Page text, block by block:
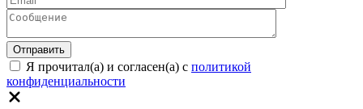
Я прочитал(а) и согласен(а) с политикой
конфиденциальности